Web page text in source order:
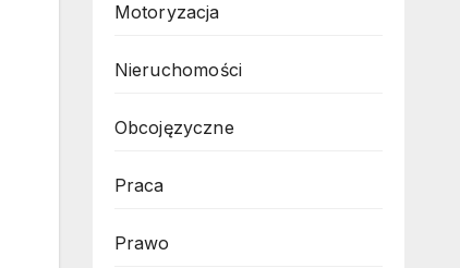
Motoryzacja
Nieruchomości
Obcojęzyczne
Praca
Prawo